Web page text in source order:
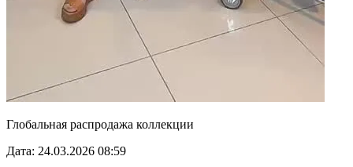
Глобальная распродажа коллекции
Дата: 24.03.2026 08:59